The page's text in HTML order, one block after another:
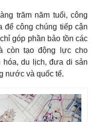
trăm năm tuổi, công
để công chúng tiếp cận
góp phần bảo tồn các
còn tạo động lực cho
du lịch, đưa di sản
nước và quốc tế.